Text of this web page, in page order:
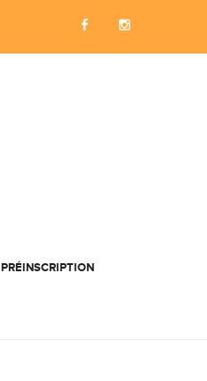
PRÉINSCRIPTION